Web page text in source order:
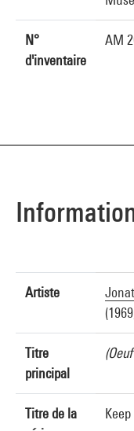
N°
d'inventaire
AM
Artiste
Titre
principal
Titre de la